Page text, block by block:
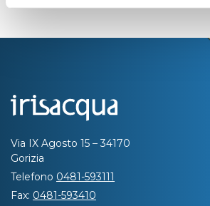
Via IX Agosto 15 – 34170
Gorizia
Telefono 0481-593111
Fax: 0481-593410